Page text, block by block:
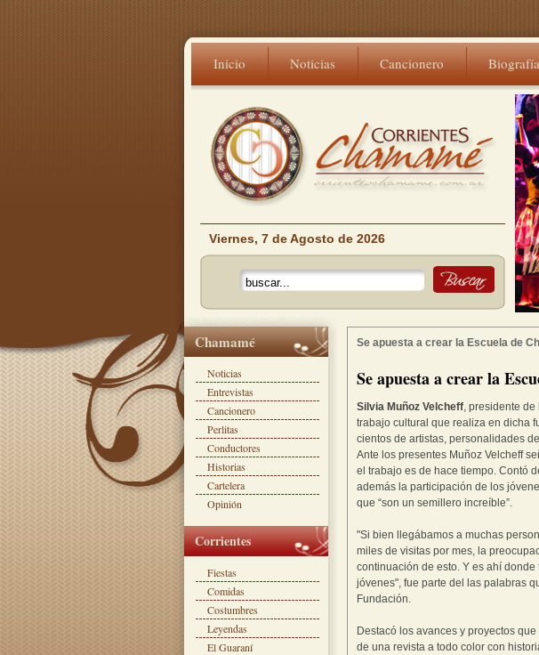
Inicio Noticias Cancionero
Viernes, 7 de Agosto de 2026
Se apuesta a crear la Escuela de
Se apuesta a crear la
Silvia Muñoz Velcheff, presidente
trabajo cultural que realiza en dicha
cientos de artistas, personalidades
Ante los presentes Muñoz Velcheff
el trabajo es de hace tiempo. Contó
además la participación de los
que “son un semillero increíble”.
"Si bien llegábamos a muchas
miles de visitas por mes, la
continuación de esto. Y es ahí
jóvenes", fue parte del las palabras
Fundación.
Destacó los avances y proyectos
de una revista a todo color con
Chamamé
Noticias
Entrevistas
Cancionero
Perlitas
Conductores
Historias
Cartelera
Opinión
Corrientes
Fiestas
Comidas
Costumbres
Leyendas
El Guaraní